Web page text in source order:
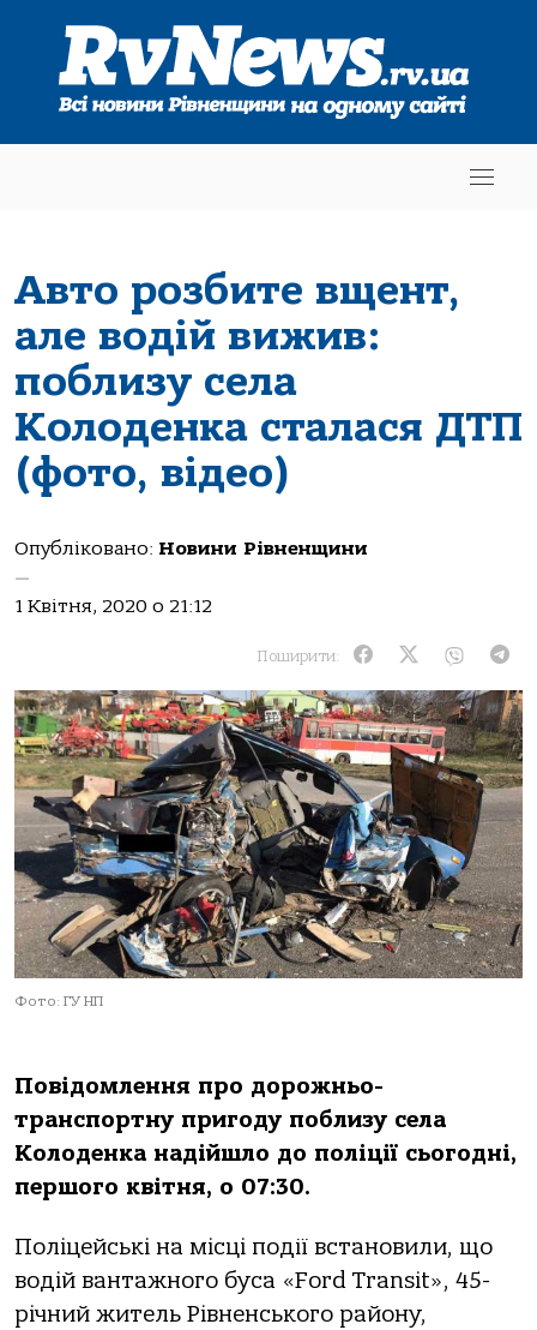
Авто розбите вщент,
але водій вижив:
поблизу села
Колоденка сталася ДТП
(фото, відео)
Опубліковано: Новини Рівненщини
—
1 Квітня, 2020 о 21:12
Поширити:
Фото: ГУ НП
Повідомлення про дорожньо-
транспортну пригоду поблизу села
Колоденка надійшло до поліції сьогодні,
першого квітня, о 07:30.
Поліцейські на місці події встановили, що
водій вантажного буса «Ford Transit», 45-
річний житель Рівненського району,